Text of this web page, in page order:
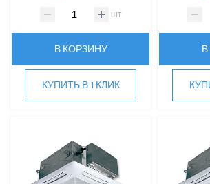
шт
В КОРЗИНУ
КУПИТЬ В 1 КЛИК